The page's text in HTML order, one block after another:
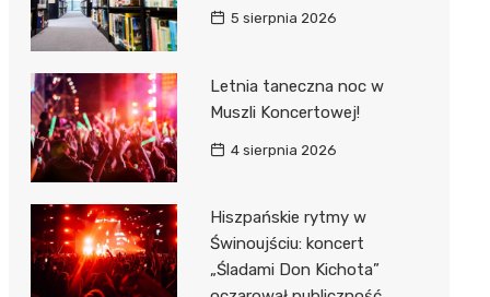
5 sierpnia 2026
Letnia taneczna noc w
Muszli Koncertowej!
4 sierpnia 2026
Hiszpańskie rytmy w
Świnoujściu: koncert
„Śladami Don Kichota”